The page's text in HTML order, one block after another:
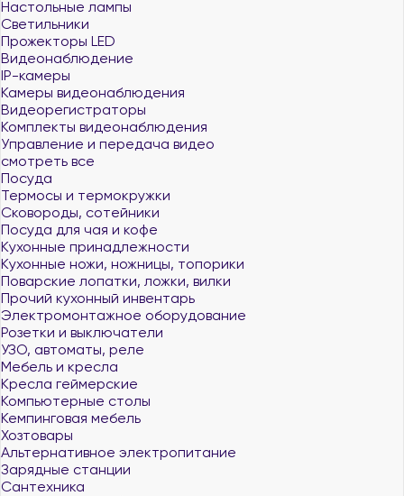
Настольные лампы
Светильники
Прожекторы LED
Видеонаблюдение
IP-камеры
Камеры видеонаблюдения
Видеорегистраторы
Комплекты видеонаблюдения
Управление и передача видео
смотреть все
Посуда
Термосы и термокружки
Сковороды, сотейники
Посуда для чая и кофе
Кухонные принадлежности
Кухонные ножи, ножницы, топорики
Поварские лопатки, ложки, вилки
Прочий кухонный инвентарь
Электромонтажное оборудование
Розетки и выключатели
УЗО, автоматы, реле
Мебель и кресла
Кресла геймерские
Компьютерные столы
Кемпинговая мебель
Хозтовары
Альтернативное электропитание
Зарядные станции
Сантехника